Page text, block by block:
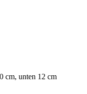
cm, unten 12 cm